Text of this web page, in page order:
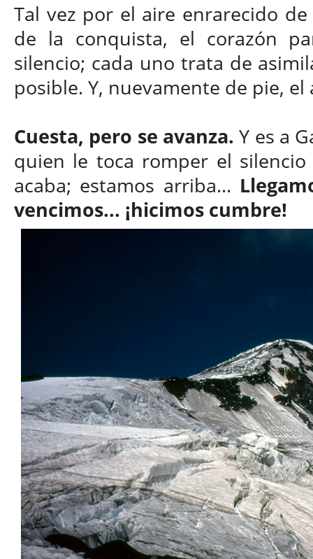
Tal vez por el aire enrarecido
de la conquista, el corazón
silencio; cada uno trata de
posible. Y, nuevamente de pie,
Cuesta, pero se avanza. Y es a
quien le toca romper el
acaba; estamos arriba…
vencimos... ¡hicimos cumbre!